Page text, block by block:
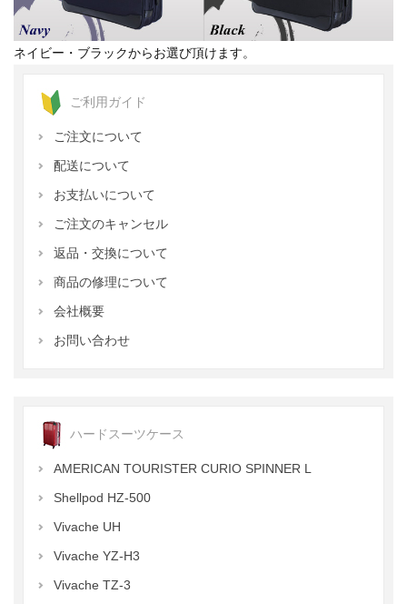
ネイビー・ブラックからお選び頂けます。
ご利用ガイド
ご注文について
配送について
お支払いについて
ご注文のキャンセル
返品・交換について
商品の修理について
会社概要
お問い合わせ
ハードスーツケース
AMERICAN TOURISTER CURIO SPINNER L
Shellpod HZ-500
Vivache UH
Vivache YZ-H3
Vivache TZ-3